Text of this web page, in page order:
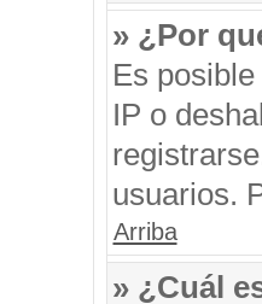
» ¿Por
Es
IP o
usuarios.
Arriba
» ¿Cuál